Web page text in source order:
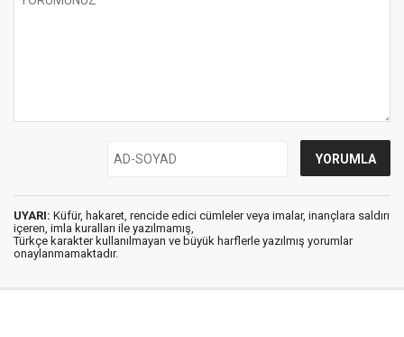
UYARI: Küfür, hakaret, rencide edici cümleler veya imalar, inançlara saldırı
içeren, imla kuralları ile yazılmamış,
Türkçe karakter kullanılmayan ve büyük harflerle yazılmış yorumlar
onaylanmamaktadır.